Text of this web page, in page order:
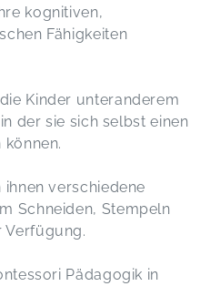
kognitiven,
Fähigkeiten
Kinder unteranderem
der sie sich selbst einen
können.
verschiedene
Schneiden, Stempeln
Verfügung.
Pädagogik in